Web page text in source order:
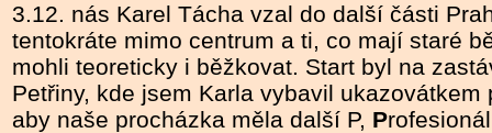
3.12. nás Karel Tácha vzal do další části
tentokráte mimo centrum a ti, co mají staré
mohli teoreticky i běžkovat. Start byl na
Petřiny, kde jsem Karla vybavil ukazovátkem
aby naše procházka měla další P, P